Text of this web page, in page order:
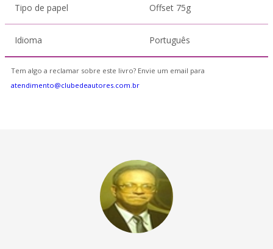
Tipo de papel Offset 75g
Idioma Português
Tem algo a reclamar sobre este livro? Envie um email para
atendimento@clubedeautores.com.br